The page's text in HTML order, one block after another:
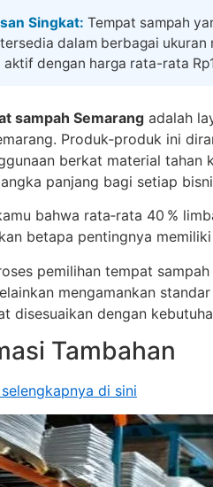
Singkat: Tempat sampah
dalam berbagai ukuran
aktif dengan harga rata-rata
sampah Semarang adalah
Produk‑produk ini
berkat material
panjang bagi setiap
bahwa rata‑rata 40 %
betapa pentingnya
pemilihan tempat
mengamankan
disesuaikan dengan
Tambahan
di sini